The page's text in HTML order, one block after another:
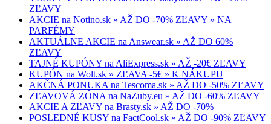
ZĽAVY
AKCIE na Notino.sk » AŽ DO -70% ZĽAVY » NA
PARFÉMY
AKTUÁLNE AKCIE na Answear.sk » AŽ DO 60%
ZĽAVY
TAJNÉ KUPÓNY na AliExpress.sk » AŽ -20€ ZĽAVY
KUPÓN na Wolt.sk » ZĽAVA -5€ » K NÁKUPU
AKČNÁ PONUKA na Tescoma.sk » AŽ DO -50% ZĽAVY
ZĽAVOVÁ ZÓNA na NaZuby.eu » AŽ DO -60% ZĽAVY
AKCIE A ZĽAVY na Brasty.sk » AŽ DO -70%
POSLEDNÉ KUSY na FactCool.sk » AŽ DO -90% ZĽAVY